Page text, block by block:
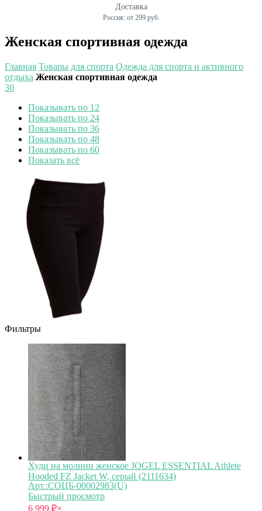
Женская спортивная одежда
Главная Товары для спорта Одежда для спорта и активного
отдыха Женская спортивная одежда
30
Показывать по 12
Показывать по 24
Показывать по 36
Показывать по 48
Показывать по 60
Показать всё
Фильтры
Худи на молнии женское JOGEL ESSENTIAL Athlete
Hooded FZ Jacket W, серый (2111634)
Арт.:СОЦБ-00002983(U)
Быстрый просмотр
6 999 ₽×